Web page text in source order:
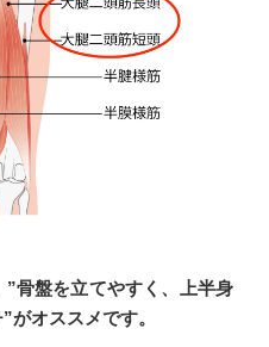
”骨盤を立てやすく、
上半身
がオススメです。